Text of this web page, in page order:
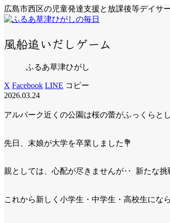
広島市西区の児童発達支援と放課後等デイサ
風船追いだしゲーム
ふるあ草津ひがし
X Facebook LINE コピー
2026.03.24
アルパーク近くの公園は桜の蕾がふっくらと
先日、末娘が大学を卒業しました 💐
親としては、心配が尽きませんが‥ 新たな挑
これから新しく小学生・中学生・高校生にな